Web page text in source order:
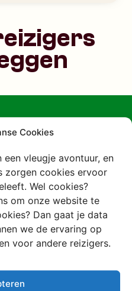
Cookies
vleugje avontuur, en
zorgen cookies ervoor
Wel cookies?
om onze website te
Dan gaat je data
we de ervaring op
voor andere reizigers.
reis ontvangen of toch
één van onze Afrika-